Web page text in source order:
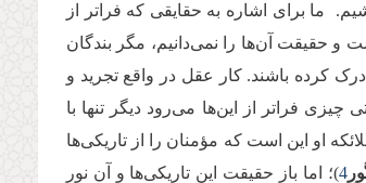
برای اشاره به حقایقی که فراتر از
و حقیقت آن‌ها را نمی‌دانیم، مگر بندگان
کرده باشند. کار عقل در واقع تجرید و
فراتر از این‌ها می‌رود دیگر تنها با
او این است که مؤمنان را از تاریکی‌ها
4)؛ اما باز حقیقت این تاریکی‌ها و آن نور